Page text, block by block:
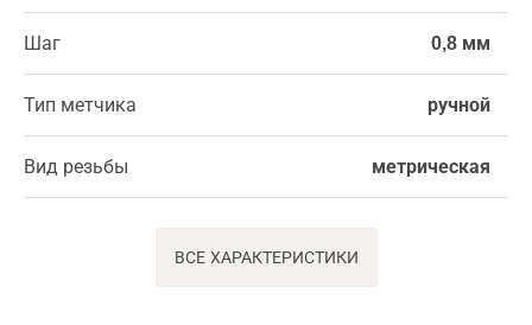
Шаг 0,8 мм
Тип метчика ручной
Вид резьбы метрическая
ВСЕ ХАРАКТЕРИСТИКИ